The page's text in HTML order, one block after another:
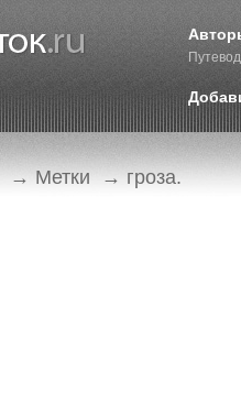
→ Метки → гроза.